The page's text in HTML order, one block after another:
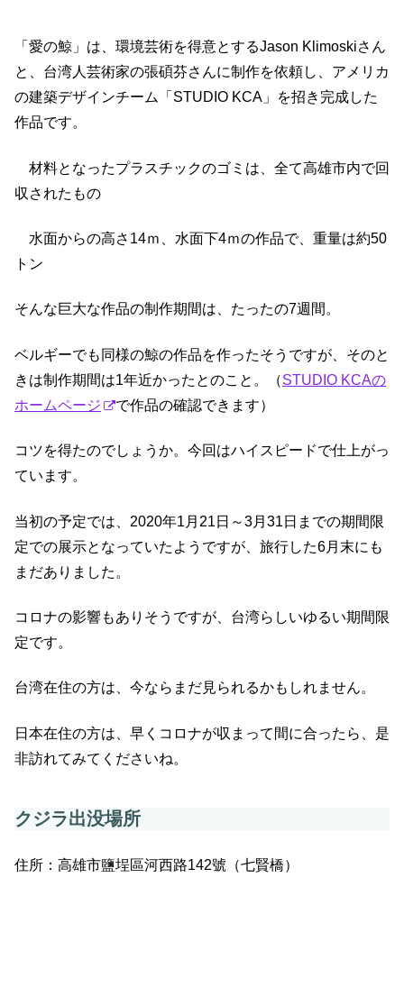
「愛の鯨」は、環境芸術を得意とするJason Klimoskiさん
と、台湾人芸術家の張碩芬さんに制作を依頼し、アメリカ
の建築デザインチーム「STUDIO KCA」を招き完成した
作品です。
材料となったプラスチックのゴミは、全て高雄市内で回
収されたもの
水面からの高さ14ｍ、水面下4ｍの作品で、重量は約50
トン
そんな巨大な作品の制作期間は、たったの7週間。
ベルギーでも同様の鯨の作品を作ったそうですが、そのと
きは制作期間は1年近かったとのこと。（STUDIO KCAの
ホームページ
で作品の確認できます）
コツを得たのでしょうか。今回はハイスピードで仕上がっ
ています。
当初の予定では、2020年1月21日～3月31日までの期間限
定での展示となっていたようですが、旅行した6月末にも
まだありました。
コロナの影響もありそうですが、台湾らしいゆるい期間限
定です。
台湾在住の方は、今ならまだ見られるかもしれません。
日本在住の方は、早くコロナが収まって間に合ったら、是
非訪れてみてくださいね。
クジラ出没場所
住所：高雄市鹽埕區河西路142號（七賢橋）